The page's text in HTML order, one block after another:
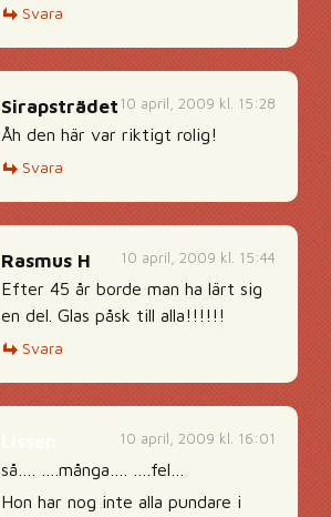
Svara
10 april, 2009 kl. 15:28
Sirapsträdet
Åh den här var riktigt rolig!
Svara
10 april, 2009 kl. 15:44
Rasmus H
Efter 45 år borde man ha lärt sig
en del. Glas påsk till alla!!!!!!
Svara
10 april, 2009 kl. 16:01
så…. ….många…. ….fel…
Hon har nog inte alla pundare i